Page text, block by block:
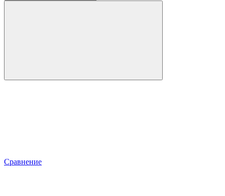
Сравнение